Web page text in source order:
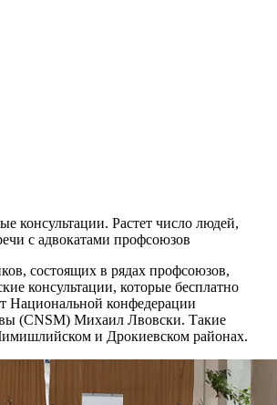
консультации. Растет число людей,
с адвокатами профсоюзов
состоящих в рядах профсоюзов,
консультации, которые бесплатно
Национальной конфедерации
(CNSM) Михаил Лвовски. Такие
и Дрокиевском районах.